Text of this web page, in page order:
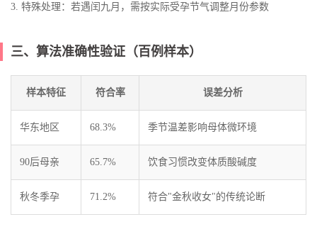
3. 特殊处理：若遇闰九月，需按实际受孕节气调整月份参数
三、算法准确性验证（百例样本）
样本特征 符合率 误差分析
华东地区 68.3% 季节温差影响母体微环境
90后母亲 65.7% 饮食习惯改变体质酸碱度
秋冬季孕 71.2% 符合"金秋收女"的传统论断